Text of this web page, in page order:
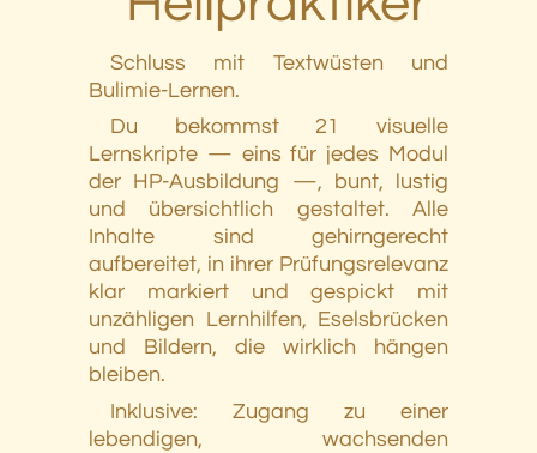
Schluss mit Textwüsten und
Bulimie-Lernen.
Du bekommst 21 visuelle
Lernskripte — eins für jedes Modul
der HP-Ausbildung —, bunt, lustig
und übersichtlich gestaltet. Alle
Inhalte sind gehirngerecht
aufbereitet, in ihrer Prüfungsrelevanz
klar markiert und gespickt mit
unzähligen Lernhilfen, Eselsbrücken
und Bildern, die wirklich hängen
bleiben.
Inklusive: Zugang zu einer
lebendigen, wachsenden